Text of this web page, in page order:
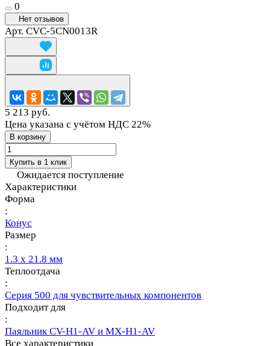
0
Нет отзывов
Арт. CVC-5CN0013R
5 213 руб.
Цена указана с учётом НДС 22%
В корзину
Купить в 1 клик
Ожидается поступление
Характеристики
Форма
:
Конус
Размер
:
1.3 х 21.8 мм
Теплоотдача
:
Серия 500 для чувствительных компонентов
Подходит для
:
Паяльник CV-H1-AV и MX-H1-AV
Все характеристики